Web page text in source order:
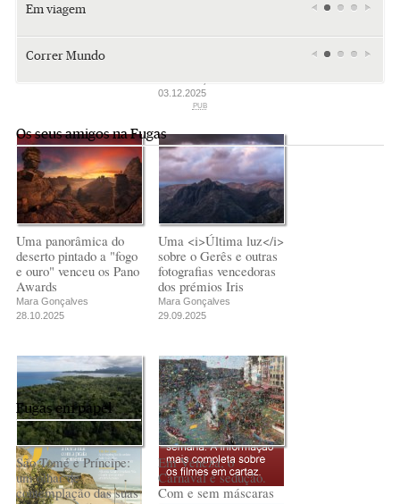
O esplendor cósmico
de um festival de luzes
em jardim botânico
paisagem do ano: entre
03.12.2025
Uma panorâmica do
deserto pintado a "fogo
e ouro" venceu os Pano
Awards
Mara Gonçalves
28.10.2025
Uma <i>Última luz</i>
sobre o Gerês e outras
fotografias vencedoras
dos prémios Iris
Mara Gonçalves
29.09.2025
São Tomé e Príncipe:
um olhar de
contemplação das suas
Em Veneza, o
Carnaval é sedução.
Com e sem máscaras
Em viagem
Miami
retro (e
Miami
kitsch)
Andreia Marques
Saïdia
além da
Pereira
Correr Mundo
Misterioso beijo
comunismo-
capitalismo
Rui Barbosa Batista
Tiraspol:
Misterioso beijo
comunismo-
capitalismo
Rui Barbosa Batista
Transnístria
Rui Barbosa Batista
PUB
Os seus amigos na Fugas
Fugas em papel